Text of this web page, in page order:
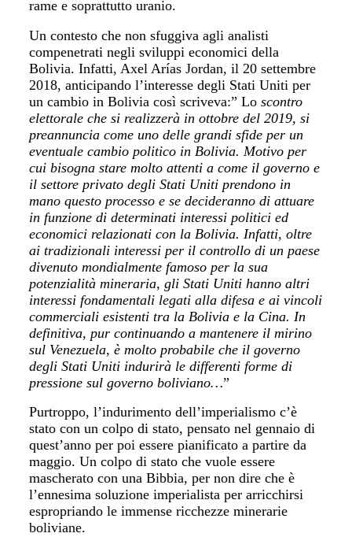
rame e soprattutto uranio.
Un contesto che non sfuggiva agli analisti
compenetrati negli sviluppi economici della
Bolivia. Infatti, Axel Arías Jordan, il 20 settembre
2018, anticipando l’interesse degli Stati Uniti per
un cambio in Bolivia così scriveva:” Loscontro
elettorale che si realizzerà in ottobre del 2019, si
preannuncia come uno delle grandi sfide per un
eventuale cambio politico in Bolivia. Motivo per
cui bisogna stare molto attenti a come il governo e
il settore privato degli Stati Uniti prendono in
mano questo processo e se decideranno di attuare
in funzione di determinati interessi politici ed
economici relazionati con la Bolivia. Infatti, oltre
ai tradizionali interessi per il controllo di un paese
divenuto mondialmente famoso per la sua
potenzialità mineraria, gli Stati Uniti hanno altri
interessi fondamentali legati alla difesa e ai vincoli
commerciali esistenti tra la Bolivia e la Cina. In
definitiva, pur continuando a mantenere il mirino
sul Venezuela, è molto probabile che il governo
degli Stati Uniti indurirà le differenti forme di
pressione sul governo boliviano…”
Purtroppo, l’indurimento dell’imperialismo c’è
stato con un colpo di stato, pensato nel gennaio di
quest’anno per poi essere pianificato a partire da
maggio. Un colpo di stato che vuole essere
mascherato con una Bibbia, per non dire che è
l’ennesima soluzione imperialista per arricchirsi
espropriando le immense ricchezze minerarie
boliviane.